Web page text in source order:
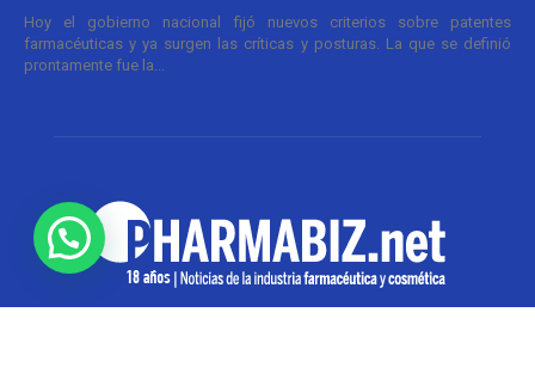
Hoy el gobierno nacional fijó nuevos criterios sobre patentes
farmacéuticas y ya surgen las críticas y posturas. La que se definió
prontamente fue la...